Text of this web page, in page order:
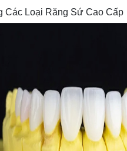
Các Loại Răng Sứ Cao Cấp